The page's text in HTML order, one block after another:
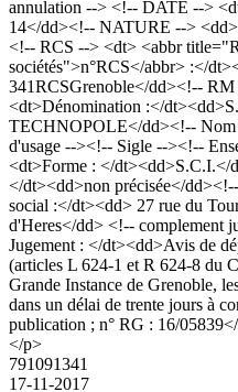
annulation --> <!-- DATE -->
14</dd><!-- NATURE -->
<!-- RCS --> <dt> <abbr
sociétés">n°RCS</abbr> :</
341RCSGrenoble</dd><!--
<dt>Dénomination :</
TECHNOPOLE</dd><!--
d'usage --><!-- Sigle --><!--
<dt>Forme : </
</dt><dd>non précisée</
social :</dt><dd> 27 rue du
d'Heres</dd> <!-- complement
Jugement : </dt><dd>Avis de
(articles L 624-1 et R 624-8 du
Grande Instance de Grenoble,
dans un délai de trente jours à
publication ; n° RG : 16/
</p>
791091341
17-11-2017